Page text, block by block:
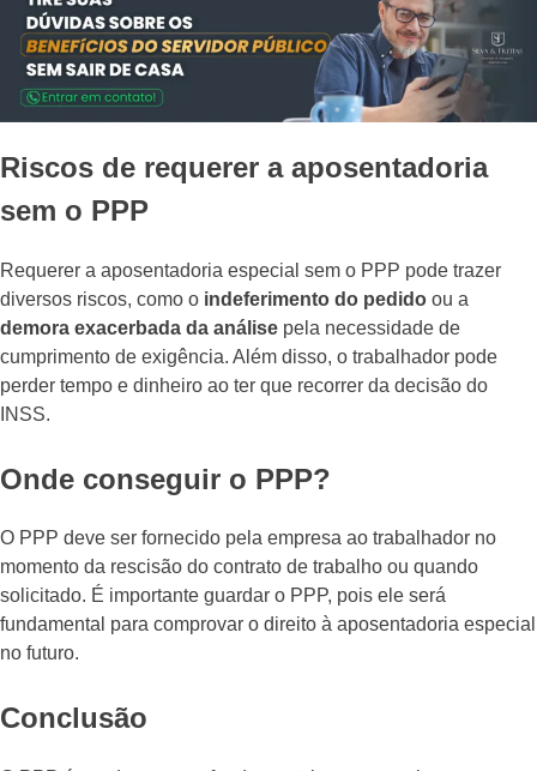
Riscos de requerer a aposentadoria
sem o PPP
Requerer a aposentadoria especial sem o PPP pode trazer
diversos riscos, como o indeferimento do pedido ou a
demora exacerbada da análise pela necessidade de
cumprimento de exigência. Além disso, o trabalhador pode
perder tempo e dinheiro ao ter que recorrer da decisão do
INSS.
Onde conseguir o PPP?
O PPP deve ser fornecido pela empresa ao trabalhador no
momento da rescisão do contrato de trabalho ou quando
solicitado. É importante guardar o PPP, pois ele será
fundamental para comprovar o direito à aposentadoria especial
no futuro.
Conclusão